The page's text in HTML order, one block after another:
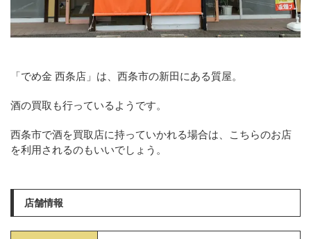
「でめ金 西条店」は、西条市の新田にある質屋。
酒の買取も行っているようです。
西条市で酒を買取店に持っていかれる場合は、こちらのお店
を利用されるのもいいでしょう。
店舗情報